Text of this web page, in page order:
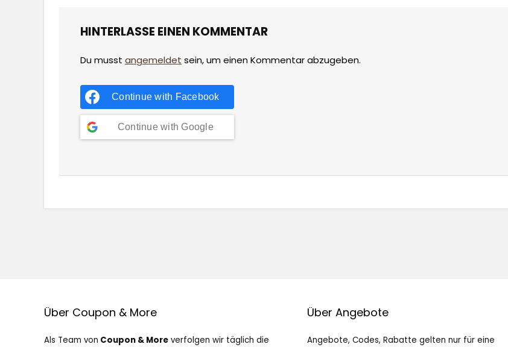
HINTERLASSE EINEN KOMMENTAR
Du musst angemeldet sein, um einen Kommentar abzugeben.
Continue with Facebook
Continue with Google
Über Coupon & More
Als Team von Coupon & Moreverfolgen wir täglich die
Über Angebote
Angebote, Codes, Rabatte gelten nur für eine